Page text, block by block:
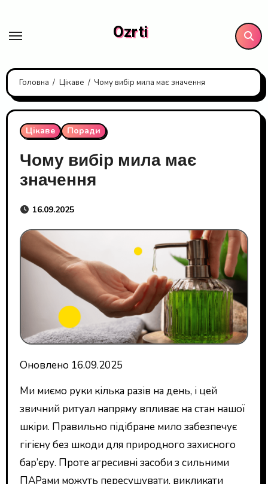
контенту
Ozrti
Головна Цікаве Чому вибір мила має значення
Цікаве Поради
Чому вибір мила має
значення
16.09.2025
Оновлено 16.09.2025
Ми миємо руки кілька разів на день, і цей
звичний ритуал напряму впливає на стан нашої
шкіри. Правильно підібране мило забезпечує
гігієну без шкоди для природного захисного
бар’єру. Проте агресивні засоби з сильними
ПАРами можуть пересушувати, викликати